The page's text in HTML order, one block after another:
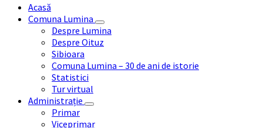
Acasă
Comuna Lumina
Despre Lumina
Despre Oituz
Sibioara
Comuna Lumina – 30 de ani de istorie
Statistici
Tur virtual
Administrație
Primar
Viceprimar